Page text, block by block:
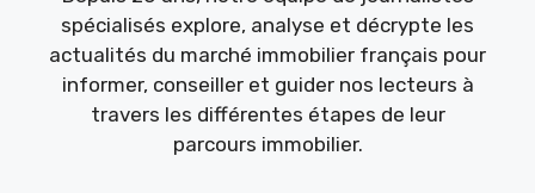
spécialisés explore, analyse et décrypte les
actualités du marché immobilier français pour
informer, conseiller et guider nos lecteurs à
travers les différentes étapes de leur
parcours immobilier.